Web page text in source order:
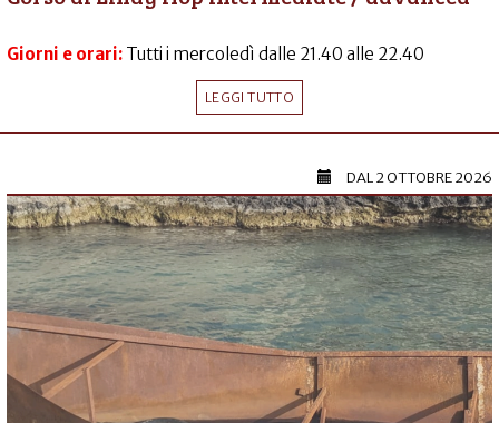
Giorni e orari: Tutti i mercoledì dalle 21.40 alle 22.40
LEGGI TUTTO
DAL2 OTTOBRE 2026